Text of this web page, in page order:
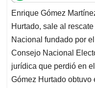
t
s
A
p
p
e
b
o
o
k
k
e
d
I
n
i
l
Enrique Gómez
Hurtado, sale al
Nacional fundado por
Consejo Nacional
jurídica que perdió en
Gómez Hurtado obtuvo